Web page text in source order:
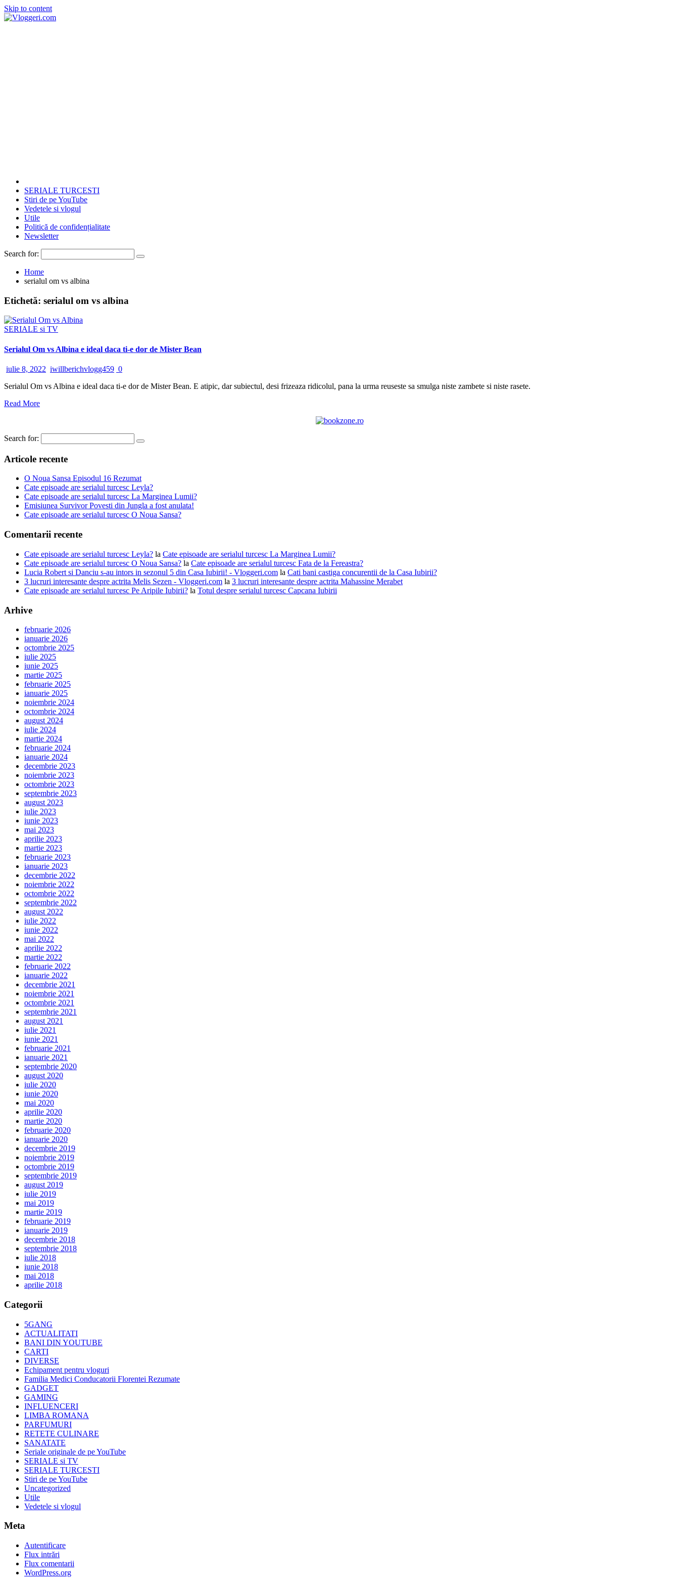
Skip to content
SERIALE TURCESTI
Stiri de pe YouTube
Vedetele si vlogul
Utile
Politică de confidențialitate
Newsletter
Search for:
Home
serialul om vs albina
Etichetă: serialul om vs albina
SERIALE si TV
Serialul Om vs Albina e ideal daca ti-e dor de Mister Bean
iulie 8, 2022 iwillberichvlogg459 0
Serialul Om vs Albina e ideal daca ti-e dor de Mister Bean. E atipic, dar subiectul, desi frizeaza ridicolul, pana la urma reuseste sa smulga niste zambete si niste rasete.
Read More
Search for:
Articole recente
O Noua Sansa Episodul 16 Rezumat
Cate episoade are serialul turcesc Leyla?
Cate episoade are serialul turcesc La Marginea Lumii?
Emisiunea Survivor Povesti din Jungla a fost anulata!
Cate episoade are serialul turcesc O Noua Sansa?
Comentarii recente
Cate episoade are serialul turcesc Leyla? la Cate episoade are serialul turcesc La Marginea Lumii?
Cate episoade are serialul turcesc O Noua Sansa? la Cate episoade are serialul turcesc Fata de la Fereastra?
Lucia Robert si Danciu s-au intors in sezonul 5 din Casa Iubirii! - Vloggeri.com la Cati bani castiga concurentii de la Casa Iubirii?
3 lucruri interesante despre actrita Melis Sezen - Vloggeri.com la 3 lucruri interesante despre actrita Mahassine Merabet
Cate episoade are serialul turcesc Pe Aripile Iubirii? la Totul despre serialul turcesc Capcana Iubirii
Arhive
februarie 2026
ianuarie 2026
octombrie 2025
iulie 2025
iunie 2025
martie 2025
februarie 2025
ianuarie 2025
noiembrie 2024
octombrie 2024
august 2024
iulie 2024
martie 2024
februarie 2024
ianuarie 2024
decembrie 2023
noiembrie 2023
octombrie 2023
septembrie 2023
august 2023
iulie 2023
iunie 2023
mai 2023
aprilie 2023
martie 2023
februarie 2023
ianuarie 2023
decembrie 2022
noiembrie 2022
octombrie 2022
septembrie 2022
august 2022
iulie 2022
iunie 2022
mai 2022
aprilie 2022
martie 2022
februarie 2022
ianuarie 2022
decembrie 2021
noiembrie 2021
octombrie 2021
septembrie 2021
august 2021
iulie 2021
iunie 2021
februarie 2021
ianuarie 2021
septembrie 2020
august 2020
iulie 2020
iunie 2020
mai 2020
aprilie 2020
martie 2020
februarie 2020
ianuarie 2020
decembrie 2019
noiembrie 2019
octombrie 2019
septembrie 2019
august 2019
iulie 2019
mai 2019
martie 2019
februarie 2019
ianuarie 2019
decembrie 2018
septembrie 2018
iulie 2018
iunie 2018
mai 2018
aprilie 2018
Categorii
5GANG
ACTUALITATI
BANI DIN YOUTUBE
CARTI
DIVERSE
Echipament pentru vloguri
Familia Medici Conducatorii Florentei Rezumate
GADGET
GAMING
INFLUENCERI
LIMBA ROMANA
PARFUMURI
RETETE CULINARE
SANATATE
Seriale originale de pe YouTube
SERIALE si TV
SERIALE TURCESTI
Stiri de pe YouTube
Uncategorized
Utile
Vedetele si vlogul
Meta
Autentificare
Flux intrări
Flux comentarii
WordPress.org